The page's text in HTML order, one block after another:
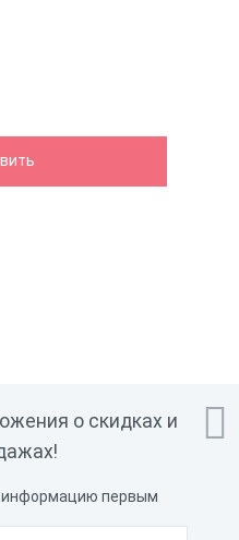

о скидках и
информацию первым